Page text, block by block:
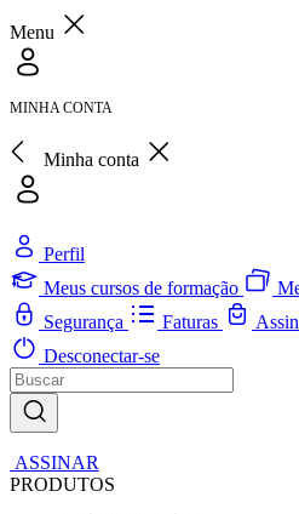
Menu
MINHA CONTA
Minha conta
Perfil
Meus cursos de formação
Segurança
Faturas
Desconectar-se
ASSINAR
PRODUTOS